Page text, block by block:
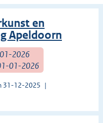
en
Apeldoorn
01-2026
01-2026
31-12-2025